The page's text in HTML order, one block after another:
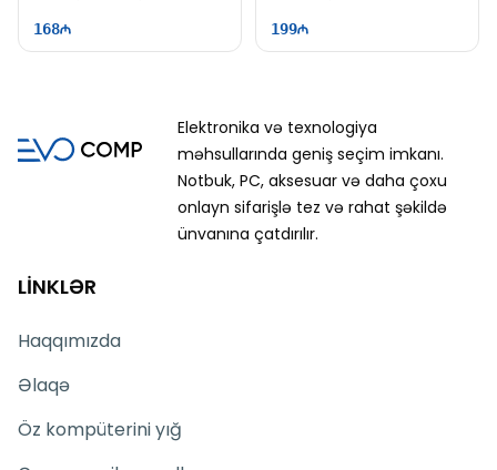
168 199
Elektronika və texnologiya
məhsullarında geniş seçim imkanı.
Notbuk, PC, aksesuar və daha çoxu
onlayn sifarişlə tez və rahat şəkildə
ünvanına çatdırılır.
LİNKLƏR
Haqqımızda
Əlaqə
Öz kompüterini yığ